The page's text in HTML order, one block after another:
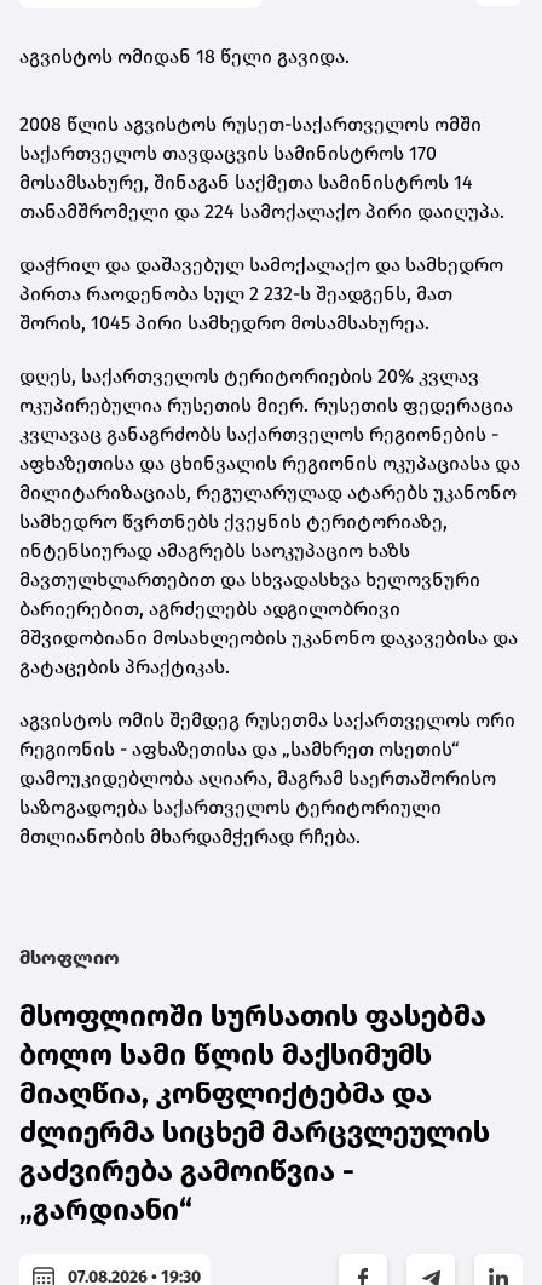
აგვისტოს ომიდან 18 წელი გავიდა.
2008 წლის აგვისტოს რუსეთ-საქართველოს ომში
საქართველოს თავდაცვის სამინისტროს 170
მოსამსახურე, შინაგან საქმეთა სამინისტროს 14
თანამშრომელი და 224 სამოქალაქო პირი დაიღუპა.
დაჭრილ და დაშავებულ სამოქალაქო და სამხედრო
პირთა რაოდენობა სულ 2 232-ს შეადგენს, მათ
შორის, 1045 პირი სამხედრო მოსამსახურეა.
დღეს, საქართველოს ტერიტორიების 20% კვლავ
ოკუპირებულია რუსეთის მიერ. რუსეთის ფედერაცია
კვლავაც განაგრძობს საქართველოს რეგიონების -
აფხაზეთისა და ცხინვალის რეგიონის ოკუპაციასა და
მილიტარიზაციას, რეგულარულად ატარებს უკანონო
სამხედრო წვრთნებს ქვეყნის ტერიტორიაზე,
ინტენსიურად ამაგრებს საოკუპაციო ხაზს
მავთულხლართებით და სხვადასხვა ხელოვნური
ბარიერებით, აგრძელებს ადგილობრივი
მშვიდობიანი მოსახლეობის უკანონო დაკავებისა და
გატაცების პრაქტიკას.
აგვისტოს ომის შემდეგ რუსეთმა საქართველოს ორი
რეგიონის - აფხაზეთისა და „სამხრეთ ოსეთის“
დამოუკიდებლობა აღიარა, მაგრამ საერთაშორისო
საზოგადოება საქართველოს ტერიტორიული
მთლიანობის მხარდამჭერად რჩება.
მსოფლიო
მსოფლიოში სურსათის ფასებმა
ბოლო სამი წლის მაქსიმუმს
მიაღწია, კონფლიქტებმა და
ძლიერმა სიცხემ მარცვლეულის
გაძვირება გამოიწვია -
„გარდიანი“
07.08.2026 • 19:30